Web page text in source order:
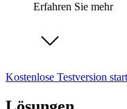
Erfahren Sie mehr
Kostenlose Testversion